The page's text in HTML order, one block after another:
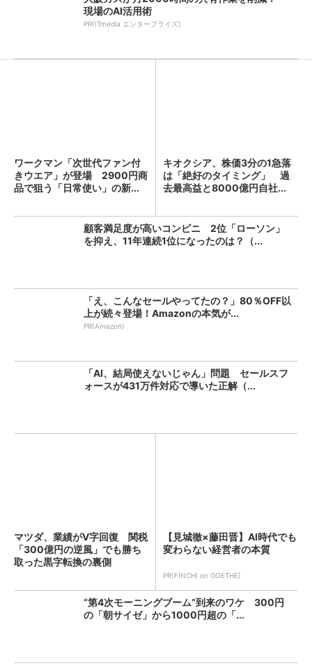
現場のAI活用術
PR(ITmedia エンタープライズ)
ワークマン「次世代ファン付
きウエア」が登場 2900円商
品で狙う「日常使い」の新...
キオクシア、株価3分の1急落
は「絶好のタイミング」 過
去最高益と8000億円自社...
顧客満足度が高いコンビニ 2位「ローソン」
を抑え、11年連続1位になったのは？（...
「え、こんなセールやってたの？」80％OFF以
上が続々登場！Amazonの本気が...
PR(Amazon)
「AI、結局使えないじゃん」問題 セールスフ
ォースが431万件対応で導いた正解（...
マツダ、業績がV字回復 関税
「300億円の逆風」でも勝ち
取った黒字転換の裏側
【見城徹×藤田晋】AI時代でも
変わらない経営者の本質
PR(FINCHI on GOETHE)
“第4次モーニングブーム”到来のワケ 300円
の「朝サイゼ」から1000円超の「...